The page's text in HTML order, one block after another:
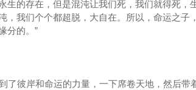
生的存在，但是混沌让我们死，我们就得死，
，我们个个都超脱，大自在。所以，命运之子
分的。”
了彼岸和命运的力量，一下席卷天地，然后带